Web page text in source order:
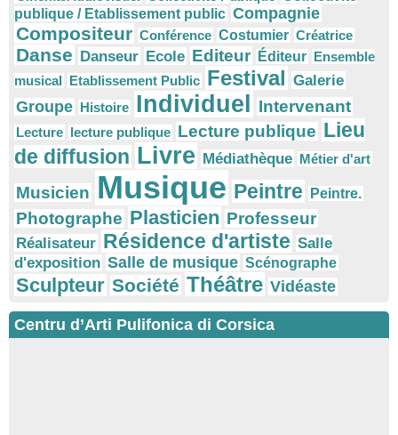
publique / Etablissement public Compagnie
Compositeur Conférence Costumier Créatrice
Danse Danseur Ecole Editeur Éditeur Ensemble
musical Etablissement Public Festival Galerie
Groupe Histoire Individuel Intervenant
Lecture lecture publique Lecture publique Lieu
de diffusion Livre Médiathèque Métier d'art
Musicien Musique Peintre Peintre.
Photographe Plasticien Professeur
Réalisateur Résidence d'artiste Salle
d'exposition Salle de musique Scénographe
Sculpteur Société Théâtre Vidéaste
Centru d’Arti Pulifonica di Corsica